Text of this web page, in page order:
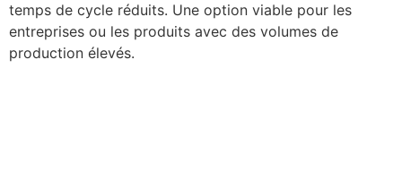
temps de cycle réduits. Une option viable pour les
entreprises ou les produits avec des volumes de
production élevés.